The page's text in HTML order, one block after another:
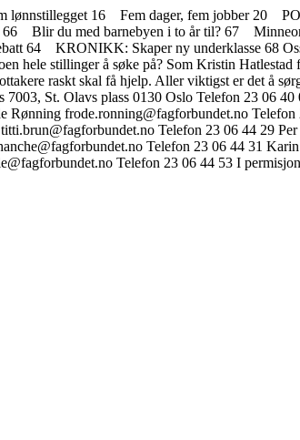
16 Fem dager, fem jobber 20
Blir du med barnebyen i to år til? 67
64 KRONIKK: Skaper ny underklasse 68
stillinger å søke på? Som Kristin
raskt skal få hjelp. Aller viktigst er det å
7003, St. Olavs plass 0130 Oslo Telefon 23
Rønning frode.ronning@fagforbundet.no
Telefon 23 06 44 29
Telefon 23 06 44 31
Telefon 23 06 44 53 I